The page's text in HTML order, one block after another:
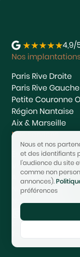
4,9/
Nos
Paris Rive Droite
Paris Rive Gauche
Petite Couronne
Région Nantaise
Aix & Marseille
Nos services
Estimer
Vendre
Acheter
Nous rejoindre
Nous contacter
© 2017-2025
Tarifs
Nous et nos
et des identifiants
l'audience du site
comme non
annonces).
préférences